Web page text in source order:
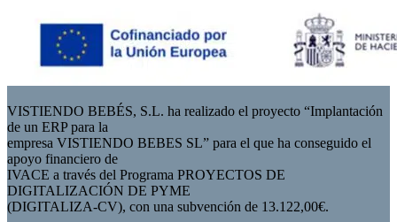
VISTIENDO BEBÉS, S.L. ha realizado el proyecto “Implantación
de un ERP para la
empresa VISTIENDO BEBES SL” para el que ha conseguido el
apoyo financiero de
IVACE a través del Programa PROYECTOS DE
DIGITALIZACIÓN DE PYME
(DIGITALIZA-CV), con una subvención de 13.122,00€.